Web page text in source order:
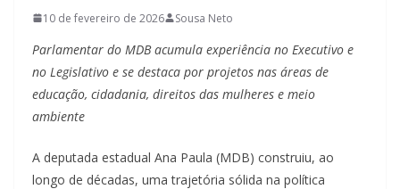
10 de fevereiro de 2026 Sousa Neto
Parlamentar do MDB acumula experiência no Executivo e
no Legislativo e se destaca por projetos nas áreas de
educação, cidadania, direitos das mulheres e meio
ambiente
A deputada estadual Ana Paula (MDB) construiu, ao
longo de décadas, uma trajetória sólida na política